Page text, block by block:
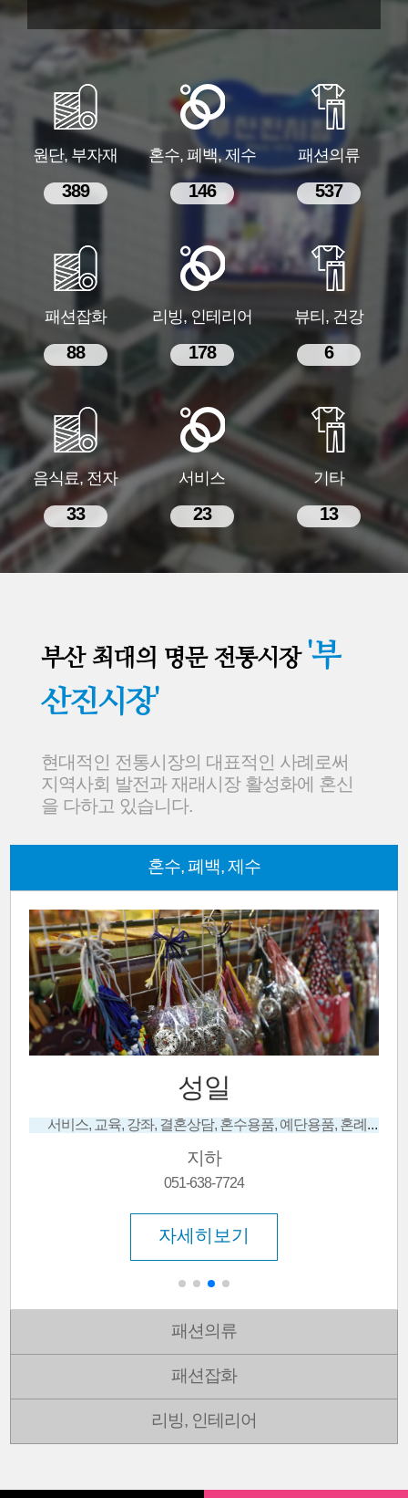
원단, 부자재
389
혼수, 폐백, 제수
146
패션의류
537
패션잡화
88
리빙, 인테리어
178
뷰티, 건강
6
음식료, 전자
33
서비스
23
기타
13
부산 최대의 명문 전통시장 '부
산진시장'
현대적인 전통시장의 대표적인 사례로써
지역사회 발전과 재래시장 활성화에 혼신
을 다하고 있습니다.
혼수, 폐백, 제수
성일
서비스, 교육, 강좌, 결혼상담, 혼수용품, 예단용품, 혼례, 함포장, 예단포장
지하
051-638-7724
자세히보기
패션의류
패션잡화
리빙, 인테리어